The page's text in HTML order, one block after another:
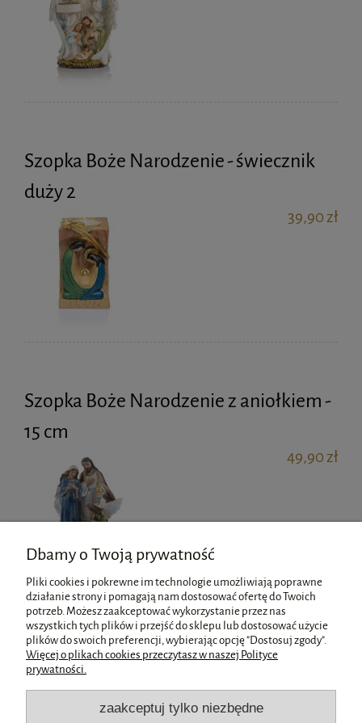
Szopka Boże Narodzenie - świecznik
duży 2
39,90 zł
Szopka Boże Narodzenie z aniołkiem -
15 cm
49,90 zł
Pomoc
Płatności i dostawa
Dbamy o Twoją prywatność
Pliki cookies i pokrewne im technologie umożliwiają poprawne
działanie strony i pomagają nam dostosować ofertę do Twoich
potrzeb. Możesz zaakceptować wykorzystanie przez nas
wszystkich tych plików i przejść do sklepu lub dostosować użycie
plików do swoich preferencji, wybierając opcję "Dostosuj zgody".
Więcej o plikach cookies przeczytasz w naszej Polityce
prywatności.
zaakceptuj tylko niezbędne